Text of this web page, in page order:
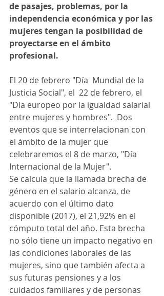
de pasajes, problemas, por la
independencia económica y por las
mujeres tengan la posibilidad de
proyectarse en el ámbito
profesional.
El 20 de febrero "Día  Mundial de la
Justicia Social", el  22 de febrero, el
"Día europeo por la igualdad salarial
entre mujeres y hombres".  Dos
eventos que se interrelacionan con
el ámbito de la mujer que
celebraremos el 8 de marzo, "Día
Internacional de la Mujer".
Se calcula que la llamada brecha de
género en el salario alcanza, de
acuerdo con el último dato
disponible (2017), el 21,92% en el
cómputo total del año. Esta brecha
no sólo tiene un impacto negativo en
las condiciones laborales de las
mujeres, sino que también afecta a
sus futuras pensiones y a los
cuidados familiares y de personas